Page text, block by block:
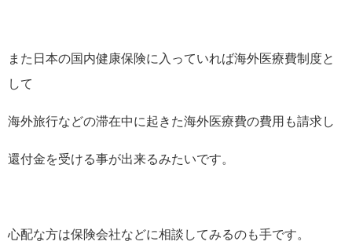
また日本の国内健康保険に入っていれば海外医療費制度と
して
海外旅行などの滞在中に起きた海外医療費の費用も請求し
還付金を受ける事が出来るみたいです。
心配な方は保険会社などに相談してみるのも手です。